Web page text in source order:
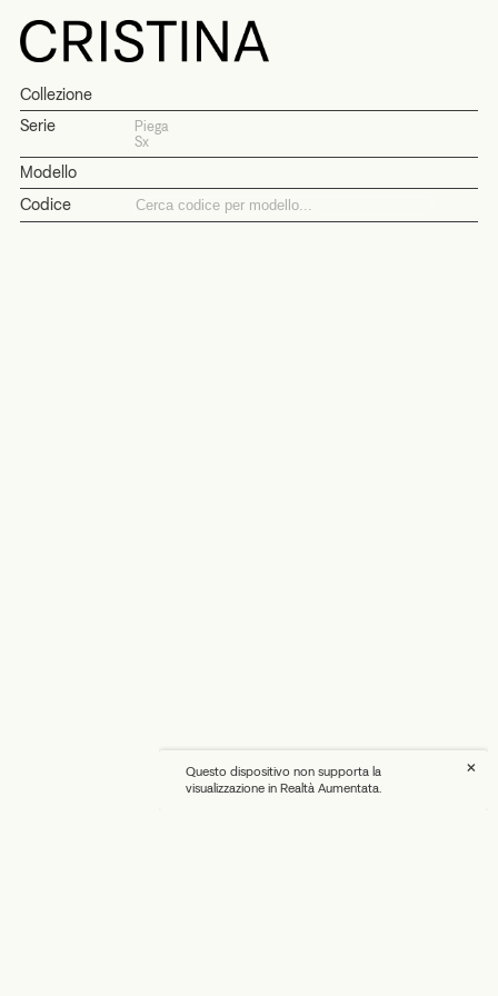
Collezione
Serie
Piega
Sx
Modello
Codice
×
Questo dispositivo non supporta la
visualizzazione in Realtà Aumentata.